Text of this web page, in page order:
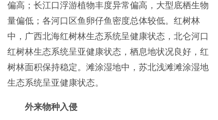
偏高；长江口浮游植物丰度异常偏高，大型底栖生物
量偏低；各河口区鱼卵仔鱼密度总体较低。红树林
中，广西北海红树林生态系统呈健康状态，北仑河口
红树林生态系统呈亚健康状态，栖息地状况良好，红
树林面积保持稳定。滩涂湿地中，苏北浅滩滩涂湿地
生态系统呈亚健康状态。
外来物种入侵